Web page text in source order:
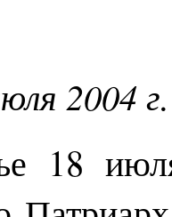
2004 г.
18